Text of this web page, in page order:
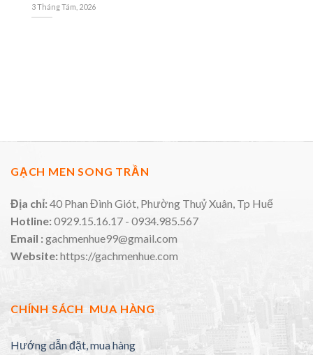
3 Tháng Tám, 2026
GẠCH MEN SONG TRẦN
Địa chỉ:40 Phan Đình Giót, Phường Thuỷ Xuân, Tp Huế
Hotline:0929.15.16.17 - 0934.985.567
Email :gachmenhue99@gmail.com
Website:https://gachmenhue.com
CHÍNH SÁCH MUA HÀNG
Hướng dẫn đặt, mua hàng